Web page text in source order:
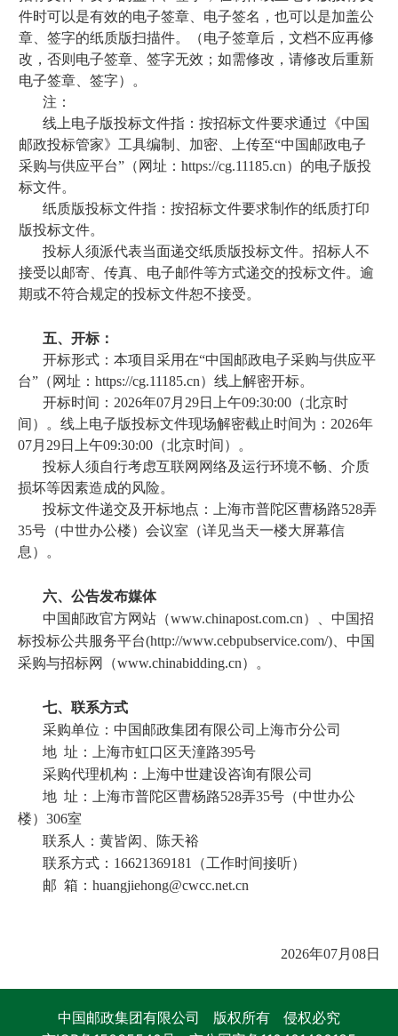
件时可以是有效的电子签章、电子签名，也可以是加盖公
章、签字的纸质版扫描件。（电子签章后，文档不应再修
改，否则电子签章、签字无效；如需修改，请修改后重新
电子签章、签字）。
注：
线上电子版投标文件指：按招标文件要求通过《中国
邮政投标管家》工具编制、加密、上传至“中国邮政电子
采购与供应平台”（网址：https://cg.11185.cn）的电子版投
标文件。
纸质版投标文件指：按招标文件要求制作的纸质打印
版投标文件。
投标人须派代表当面递交纸质版投标文件。招标人不
接受以邮寄、传真、电子邮件等方式递交的投标文件。逾
期或不符合规定的投标文件恕不接受。
五、开标：
开标形式：本项目采用在“中国邮政电子采购与供应平
台”（网址：https://cg.11185.cn）线上解密开标。
开标时间：2026年07月29日上午09:30:00（北京时
间）。线上电子版投标文件现场解密截止时间为：2026年
07月29日上午09:30:00（北京时间）。
投标人须自行考虑互联网网络及运行环境不畅、介质
损坏等因素造成的风险。
投标文件递交及开标地点：上海市普陀区曹杨路528弄
35号（中世办公楼）会议室（详见当天一楼大屏幕信
息）。
六、公告发布媒体
中国邮政官方网站（www.chinapost.com.cn）、 中国招
标投标公共服务平台(http://www.cebpubservice.com/)、 中国
采购与招标网（www.chinabidding.cn）。
七、联系方式
采购单位：中国邮政集团有限公司上海市分公司
地 址：上海市虹口区天潼路395号
采购代理机构：上海中世建设咨询有限公司
地 址：上海市普陀区曹杨路528弄35号（中世办公
楼）306室
联系人：黄皆闳、陈天裕
联系方式：16621369181（工作时间接听）
邮 箱：huangjiehong@cwcc.net.cn
2026年07月08日
中国邮政集团有限公司 版权所有 侵权必究